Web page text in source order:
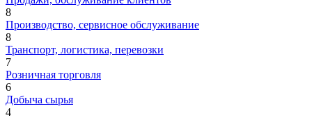
8
Производство, сервисное обслуживание
8
Транспорт, логистика, перевозки
7
Розничная торговля
6
Добыча сырья
4